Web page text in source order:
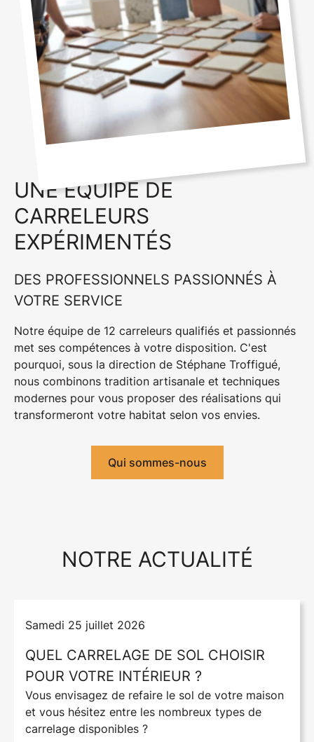
UNE ÉQUIPE DE
CARRELEURS
EXPÉRIMENTÉS
DES PROFESSIONNELS PASSIONNÉS À
VOTRE SERVICE
Notre équipe de 12 carreleurs qualifiés et passionnés
met ses compétences à votre disposition. C'est
pourquoi, sous la direction de Stéphane Troffigué,
nous combinons tradition artisanale et techniques
modernes pour vous proposer des réalisations qui
transformeront votre habitat selon vos envies.
Qui sommes-nous
NOTRE ACTUALITÉ
QUEL CARRELAGE DE SOL CHOISIR
POUR VOTRE INTÉRIEUR ?
samedi 25 juillet 2026
Vous envisagez de refaire le sol de votre maison
et vous hésitez entre les nombreux types de
carrelage disponibles ?